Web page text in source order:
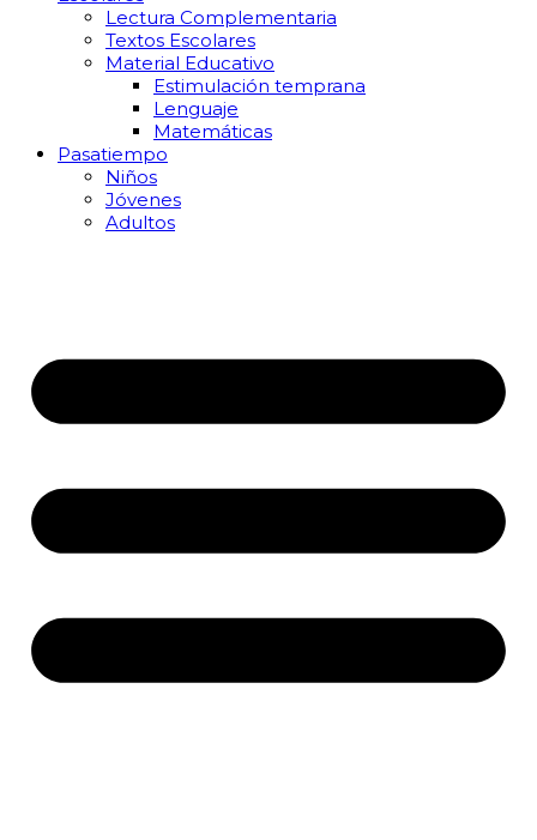
Lectura Complementaria
Textos Escolares
Material Educativo
Estimulación temprana
Lenguaje
Matemáticas
Pasatiempo
Niños
Jóvenes
Adultos